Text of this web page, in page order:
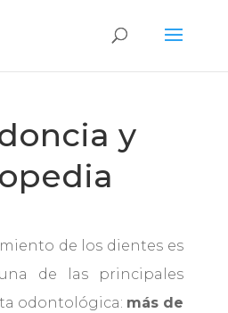
y
de los dientes es
de las principales
odontológica: más de